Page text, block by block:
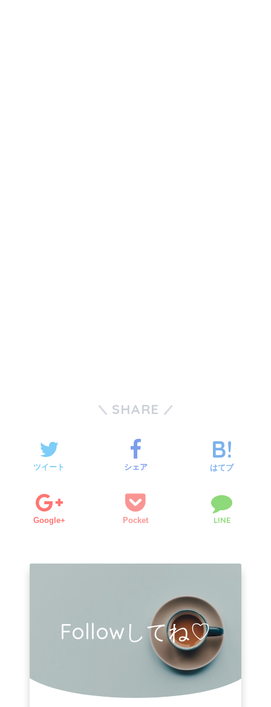
SHARE
ツイート シェア はてブ
Google+ Pocket LINE
Followしてね♡